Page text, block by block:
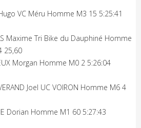
VC Méru Homme M3 15 5:25:41
Maxime Tri Bike du Dauphiné Homme
25,60
Morgan Homme M0 2 5:26:04
Joel UC VOIRON Homme M6 4
Dorian Homme M1 60 5:27:43